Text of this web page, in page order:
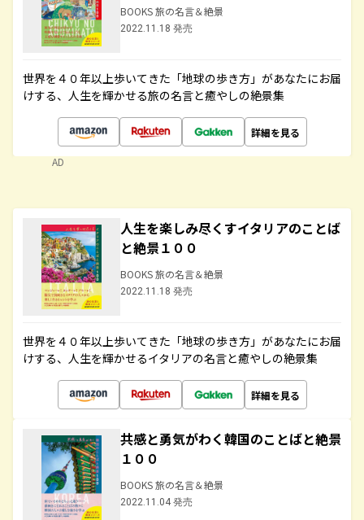
BOOKS 旅の名言＆絶景
2022.11.18 発売
世界を４０年以上歩いてきた「地球の歩き方」があなたにお届
けする、人生を輝かせる旅の名言と癒やしの絶景集
詳細を見る
AD
人生を楽しみ尽くすイタリアのことば
と絶景１００
BOOKS 旅の名言＆絶景
2022.11.18 発売
世界を４０年以上歩いてきた「地球の歩き方」があなたにお届
けする、人生を輝かせるイタリアの名言と癒やしの絶景集
詳細を見る
共感と勇気がわく韓国のことばと絶景
１００
BOOKS 旅の名言＆絶景
2022.11.04 発売